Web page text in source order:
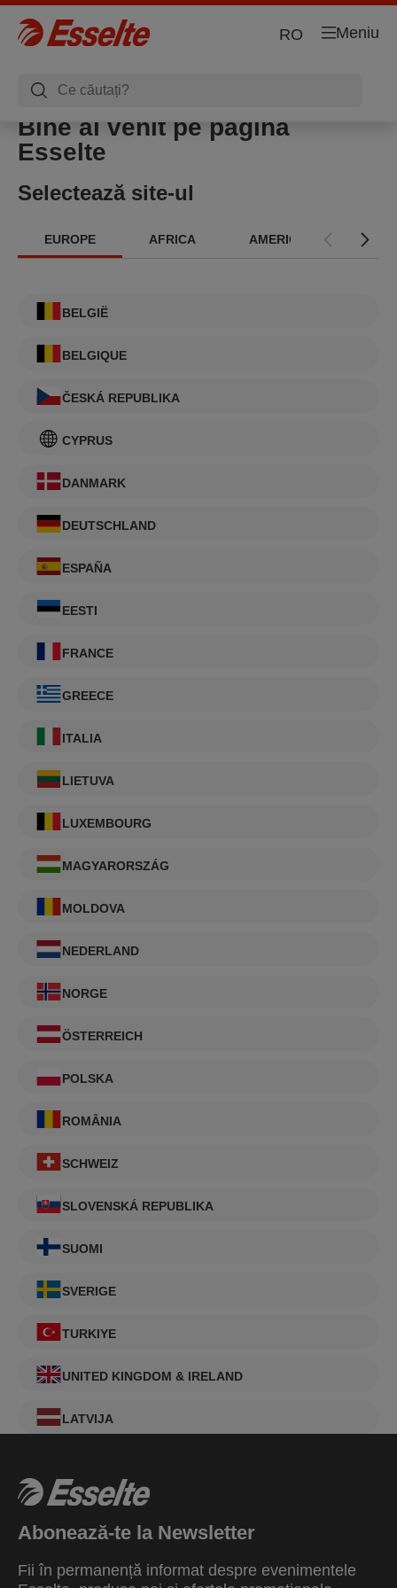
Meniu
RO
Bine ai venit pe pagina
Esselte
Selectează site-ul
EUROPE AFRICA AMERICAS
BELGIË
BELGIQUE
ČESKÁ REPUBLIKA
CYPRUS
DANMARK
DEUTSCHLAND
ESPAÑA
EESTI
FRANCE
GREECE
ITALIA
LIETUVA
LUXEMBOURG
MAGYARORSZÁG
MOLDOVA
NEDERLAND
NORGE
ÖSTERREICH
POLSKA
ROMÂNIA
SCHWEIZ
SLOVENSKÁ REPUBLIKA
SUOMI
SVERIGE
TURKIYE
UNITED KINGDOM & IRELAND
LATVIJA
Abonează-te la Newsletter
Fii în permanență informat despre evenimentele